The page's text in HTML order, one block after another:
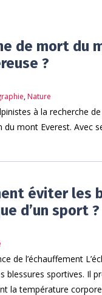
de mort du
?
,Nature
à la recherche
du mont Everest. Avec
éviter les
d’un sport ?
de l’échauffement
blessures sportives. Il
la température